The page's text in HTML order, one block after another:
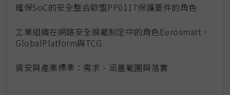
確保SoC的安全整合歐盟PP0117保護要件的角色
工業組織在網路安全規範制定中的角色Eurosmart、
GlobalPlatform與TCG
資安與產業標準：需求、涵蓋範圍與落實